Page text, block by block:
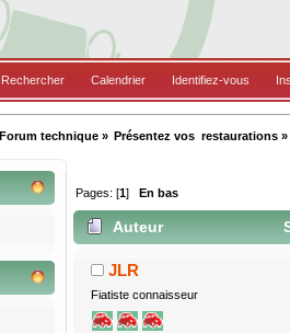
Rechercher Calendrier Identifiez-vous
Forum technique» Présentez vos  restaurations »
Pages: [1] En bas
Auteur
JLR
Fiatiste connaisseur